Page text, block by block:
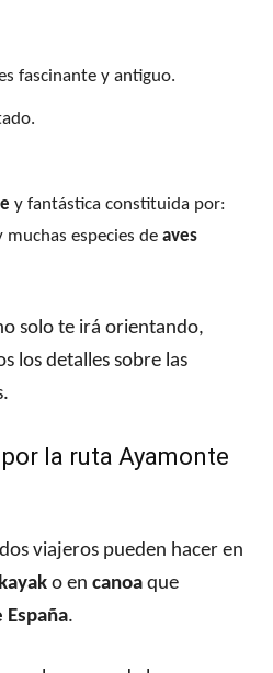
fascinante y antiguo.
y fantástica constituida por:
especies de aves
solo te irá orientando,
los detalles sobre las
la ruta Ayamonte
viajeros pueden hacer en
kayak o en canoa que
España.